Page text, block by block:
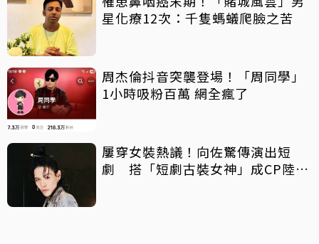
星化療12次：千隻螞蟻爬臉之苦
周杰倫抖音突襲登場！「周同學」
1小時吸粉百萬 網全瘋了
屢穿女裝熱議！向佐驚傳演出短
劇 搭「短劇古裝女神」成CP陸網